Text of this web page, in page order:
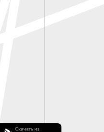
Скачать из